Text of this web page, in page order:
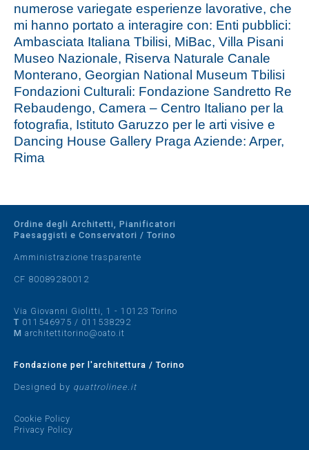
numerose variegate esperienze lavorative, che
mi hanno portato a interagire con: Enti pubblici:
Ambasciata Italiana Tbilisi, MiBac, Villa Pisani
Museo Nazionale, Riserva Naturale Canale
Monterano, Georgian National Museum Tbilisi
Fondazioni Culturali: Fondazione Sandretto Re
Rebaudengo, Camera – Centro Italiano per la
fotografia, Istituto Garuzzo per le arti visive e
Dancing House Gallery Praga Aziende: Arper,
Rima
Ordine degli Architetti, Pianificatori
Paesaggisti e Conservatori / Torino
Amministrazione trasparente
CF 80089280012
Via Giovanni Giolitti, 1 - 10123 Torino
T 011546975 / 011538292
M architettitorino@oato.it
Fondazione per l'architettura / Torino
Designed by quattrolinee.it
Cookie Policy
Privacy Policy